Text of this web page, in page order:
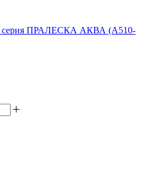
серия ПРАЛЕСКА АКВА (А510-